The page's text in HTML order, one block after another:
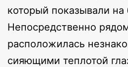
который показывали
Непосредственно
расположилась
сияющими теплотой